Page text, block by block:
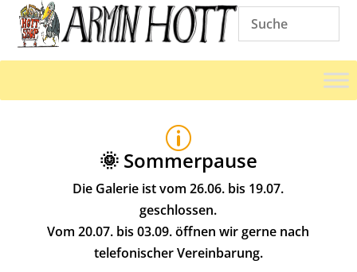
p
🌞 Sommerpause
Die Galerie ist vom 26.06. bis 19.07.
geschlossen.
Vom 20.07. bis 03.09. öffnen wir gerne nach
telefonischer Vereinbarung.